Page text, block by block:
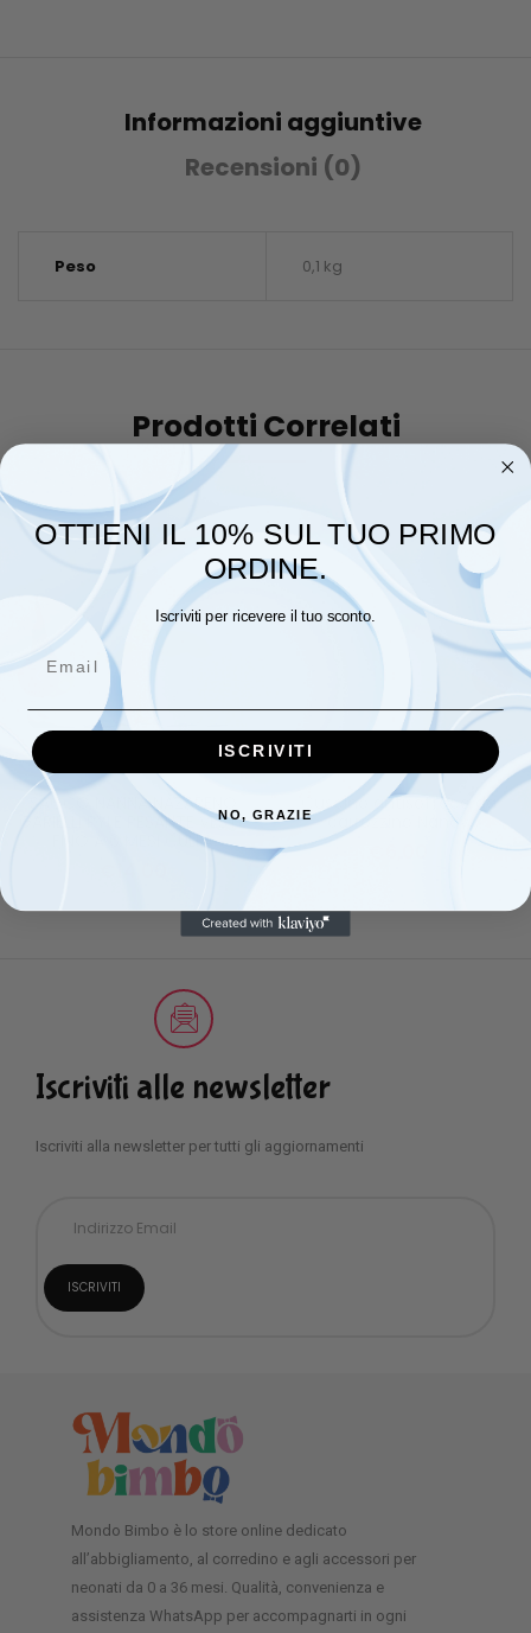
Informazioni aggiuntive
Recensioni (0)
Peso 0,1 kg
Prodotti Correlati
SACCO NANNA NAZARENO
GARIELLI PYLE PESANTE VESTE
FINO A 6 MESI CULLA
Cuscino antisoffoco da
carrozzino Nancy
Iscriviti alle newsletter
Iscriviti alla newsletter per tutti gli aggiornamenti
Mondo Bimbo è lo store online dedicato
all’abbigliamento, al corredino e agli accessori per
neonati da 0 a 36 mesi. Qualità, convenienza e
assistenza WhatsApp per accompagnarti in ogni
OTTIENI IL 10% SUL TUO PRIMO
ORDINE.
Iscriviti per ricevere il tuo sconto.
ISCRIVITI
NO, GRAZIE